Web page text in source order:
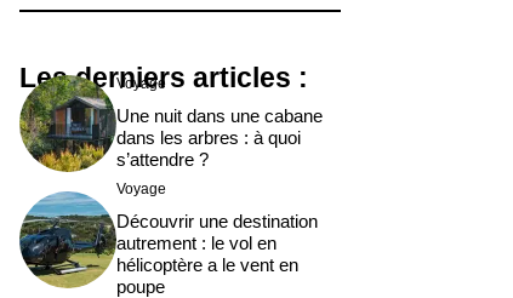
Les derniers articles :
Voyage
Une nuit dans une cabane
dans les arbres : à quoi
s’attendre ?
Voyage
Découvrir une destination
autrement : le vol en
hélicoptère a le vent en
poupe